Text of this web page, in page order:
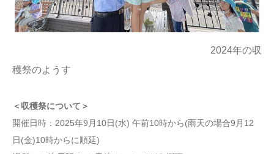
2024年の収
穫祭のようす
＜収穫祭について＞
開催日時：2025年9月10日(水) 午前10時から(雨天の場合9月12
日(金)10時からに順延)